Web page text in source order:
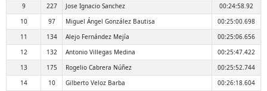
9
227 Jose Ignacio Sanchez
00:24:58.92
10
97 Miguel Ángel González Bautisa
00:25:00.698
11
134 Alejo Fernández Mejía
00:25:06.656
12
132 Antonio Villegas Medina
00:25:47.422
13
175 Rogelio Cabrera Núñez
00:25:52.744
14
10 Gilberto Veloz Barba
00:26:18.604